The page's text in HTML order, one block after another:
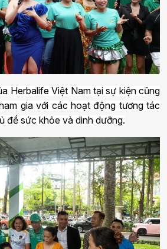
Herbalife Việt Nam tại sự kiện cũng
gia với các hoạt động tương tác
đề sức khỏe và dinh dưỡng.